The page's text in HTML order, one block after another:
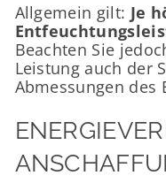
Allgemein gilt: Je
Beachten Sie
Leistung auch der
Abmessungen des